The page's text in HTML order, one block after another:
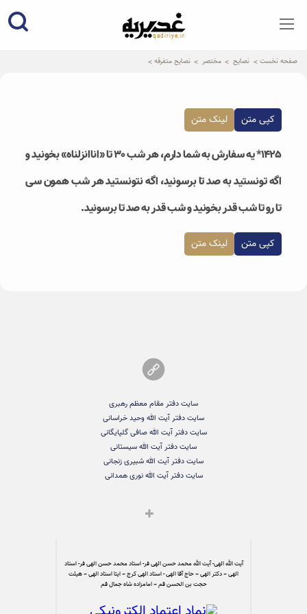
qadiriye.ir
نشریه ی غدیریه-بیانات استاد
صفحه نخست نصایح مختصر نصایح متفرقه
کپی متن لینک متن
۱۴۲۵* یه سفارش به شما دارم، هر شب ۳۰ تا «اناانزلناه» بخونید و
اگه تونستید به صد تا برسونید، اگه نتونستید هر شب همون سی
تا رو تا شب قدر بخونید و شب قدر به صد تا برسونید.
کپی متن لینک متن
سایت دفتر مقام معظم رهبری
سایت دفتر آیت الله وحید خراسانی
سایت دفتر آیت الله صافی گلپایگانی
سایت دفتر آیت الله سیستانی
سایت دفتر آیت الله شبیری زنجانی
سایت دفتر آیت الله نوری همدانی
آیت الله الهی- آیت الله محمد حسن الهی فر- استاد محمد حسن الهی فر- استاد
الهی – دکتر الهی – حاج آقا الهی - استاد الهی کرج – ایتا استاد الهی – هیئت
حجت بن الحسن قم – امامزاده شاه جمال قم